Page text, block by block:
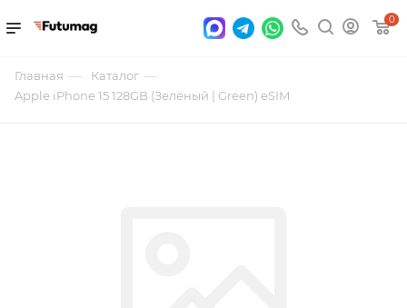
0
Главная — Каталог —
Apple iPhone 15 128GB (Зелёный | Green) eSIM